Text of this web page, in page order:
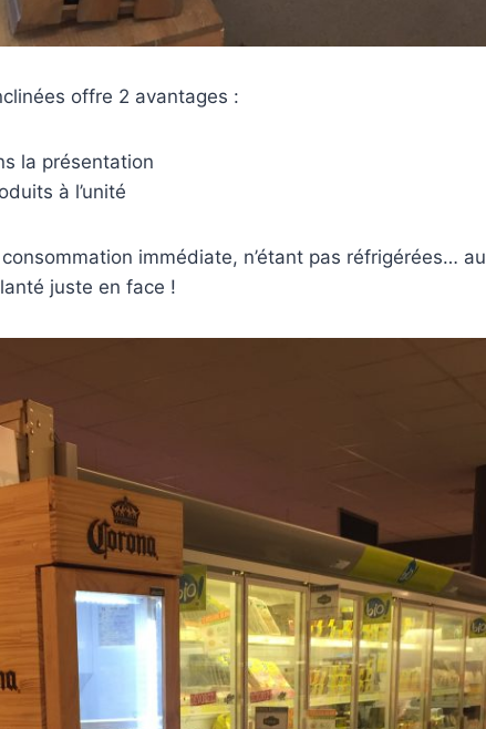
offre 2 avantages :
la présentation
à l’unité
immédiate, n’étant pas réfrigérées… au
juste en face !